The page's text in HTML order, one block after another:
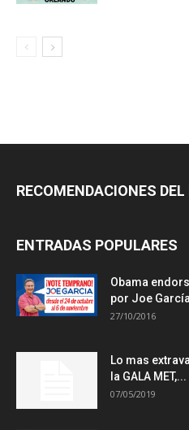
RECOMENDACIONES DEL
ENTRADAS POPULARES
Obama
por Joe García
27/10/2016
Lo mas
la GALA MET,...
07/05/2019